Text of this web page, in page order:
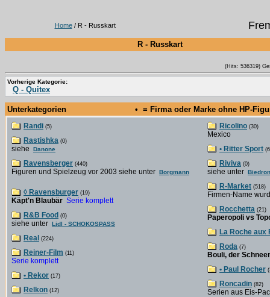
Home/ R - Russkart
R - Russkart
(Hits: 536319)
Vorherige Kategorie:
Q - Quitex
Unterkategorien • = Firma oder Marke ohne HP-
Randi (5)
Rastishka (0)
siehe Danone
Ravensberger (440)
Figuren und Spielzeug vor 2003 siehe unter Borgmann
◊ Ravensburger (19)
Käpt'n Blaubär Serie komplett
R&B Food (0)
siehe unter Lidl - SCHOKOSPASS
Real (224)
Reiner-Film (11)
Serie komplett
• Rekor (17)
Relkon (12)
Ricolino (30)
Mexico
• Ritter Sport
Riviva (0)
siehe unter
R-Market (518)
Firmen-Name
Rocchetta (21)
Paperopoli vs
La Roche aux
Roda (7)
Bouli, der
• Paul Rocher
Roncadin (82)
Serien aus Eis-